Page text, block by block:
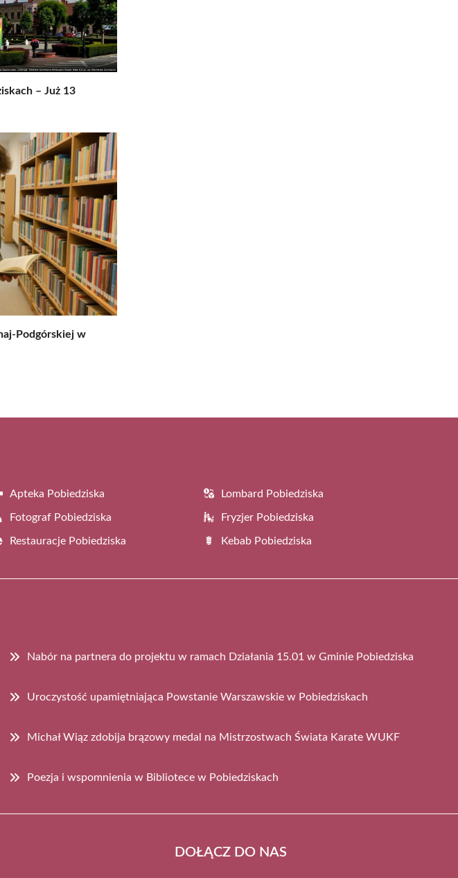
– Już 13
Podgórskiej w
Apteka Pobiedziska Lombard Pobiedziska
Fotograf Pobiedziska Fryzjer Pobiedziska
Restauracje Pobiedziska Kebab Pobiedziska
Nabór na partnera do projektu w ramach Działania 15.01 w Gminie Pobiedziska
Uroczystość upamiętniająca Powstanie Warszawskie w Pobiedziskach
Michał Wiąz zdobija brązowy medal na Mistrzostwach Świata Karate WUKF
Poezja i wspomnienia w Bibliotece w Pobiedziskach
DOŁĄCZ DO NAS